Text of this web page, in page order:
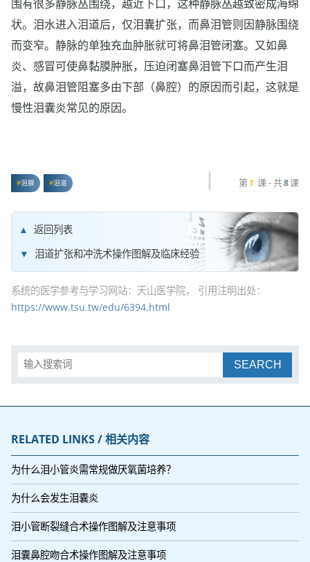
围有很多静脉丛围绕，越近下口，这种静脉丛越致密成海绵
状。泪水进入泪道后，仅泪囊扩张，而鼻泪管则因静脉围绕
而变窄。静脉的单独充血肿胀就可将鼻泪管闭塞。又如鼻
炎、感冒可使鼻黏膜肿胀，压迫闭塞鼻泪管下口而产生泪
溢，故鼻泪管阻塞多由下部（鼻腔）的原因而引起，这就是
慢性泪囊炎常见的原因。
泪腺 泪道 第 1 课 - 共8课
返回列表
泪道扩张和冲洗术操作图解及临床经验
系统的医学参考与学习网站：天山医学院， 引用注明出处：
https://www.tsu.tw/edu/6394.html
SEARCH
RELATED LINKS / 相关内容
为什么泪小管炎需常规做厌氧菌培养？
为什么会发生泪囊炎
泪小管断裂缝合术操作图解及注意事项
泪囊鼻腔吻合术操作图解及注意事项